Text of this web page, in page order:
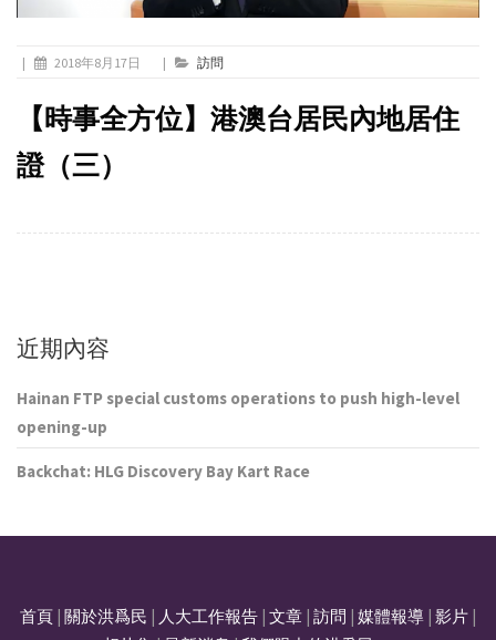
| 2018年8月17日 | 訪問
【時事全方位】港澳台居民內地居住
證（三）
近期內容
Hainan FTP special customs operations to push high-level
opening-up
Backchat: HLG Discovery Bay Kart Race
首頁 | 關於洪爲民 | 人大工作報告 | 文章 | 訪問 | 媒體報導 | 影片 |